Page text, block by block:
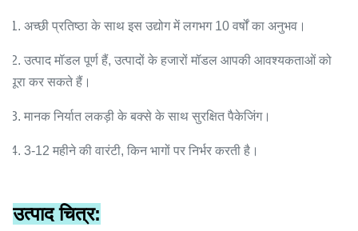
1. अच्छी प्रतिष्ठा के साथ इस उद्योग में लगभग 10 वर्षों का अनुभव।
2. उत्पाद मॉडल पूर्ण हैं, उत्पादों के हजारों मॉडल आपकी आवश्यकताओं को
पूरा कर सकते हैं।
3. मानक निर्यात लकड़ी के बक्से के साथ सुरक्षित पैकेजिंग।
4. 3-12 महीने की वारंटी, किन भागों पर निर्भर करती है।
उत्पाद चित्र: